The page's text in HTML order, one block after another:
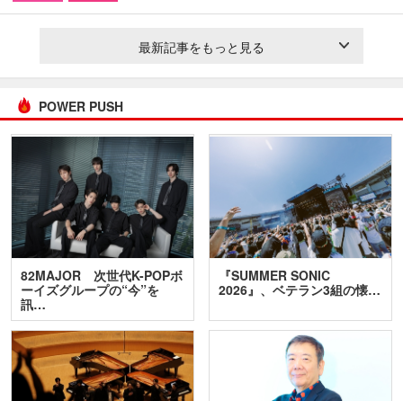
最新記事をもっと見る
POWER PUSH
82MAJOR 次世代K-POPボ
ーイズグループの“今”を
訊…
『SUMMER SONIC
2026』、ベテラン3組の懐…